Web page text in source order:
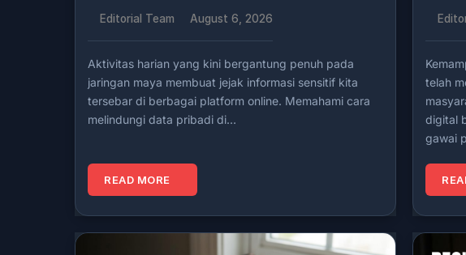
Editorial Team August 6, 2026
Aktivitas harian yang kini bergantung penuh pada
jaringan maya membuat jejak informasi sensitif kita
tersebar di berbagai platform online. Memahami cara
melindungi data pribadi di…
READ MORE
telah
digital
gawai